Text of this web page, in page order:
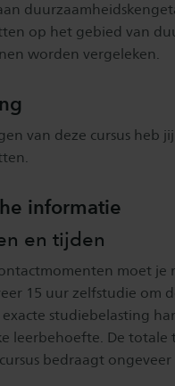
op het gebied van
worden vergeleken.
van deze cursus heb
informatie
en tijden
moet je
15 uur zelfstudie om
exacte studiebelasting
leerbehoefte. De totale
bedraagt